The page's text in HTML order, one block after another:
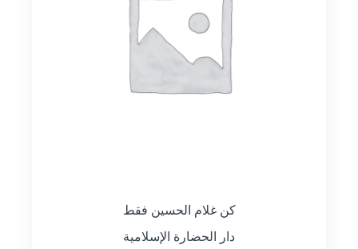
كن غلام الحسين فقط
دار الحضارة الإسلامية